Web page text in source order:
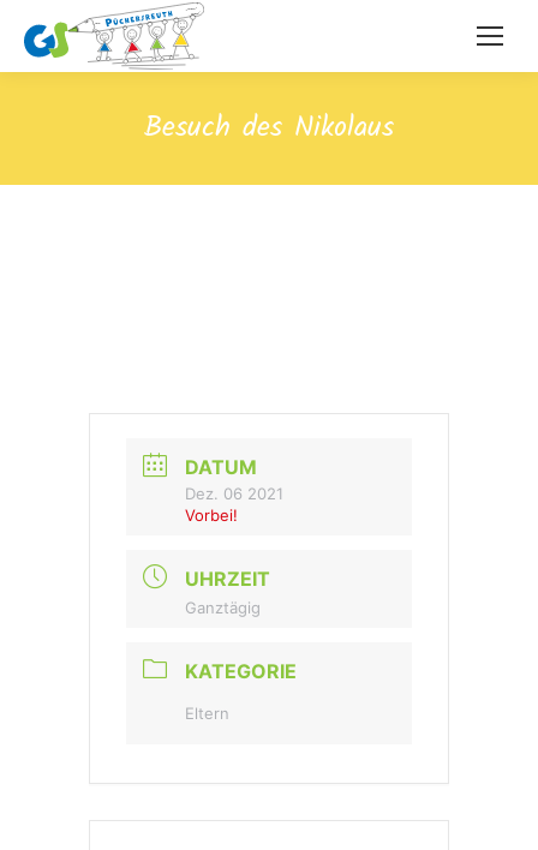
Besuch des Nikolaus
DATUM
Dez. 06 2021
Vorbei!
UHRZEIT
Ganztägig
KATEGORIE
Eltern